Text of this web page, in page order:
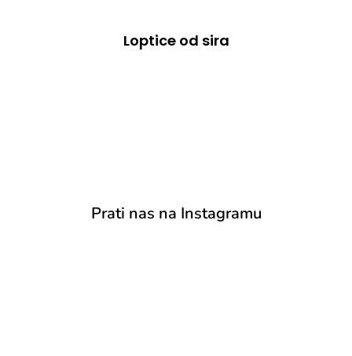
Loptice od sira
Prati nas na Instagramu